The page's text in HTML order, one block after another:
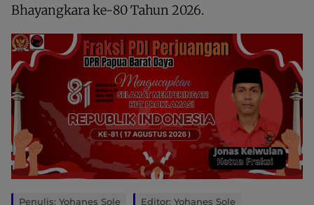
Bhayangkara ke-80 Tahun 2026.
Penulis: Yohanes Sole Editor: Yohanes Sole